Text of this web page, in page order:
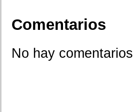
Comentarios
No hay comentarios